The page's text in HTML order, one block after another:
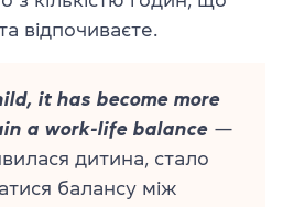
відпочиваєте.
it has become more
a work-life balance —
дитина, стало
балансу між